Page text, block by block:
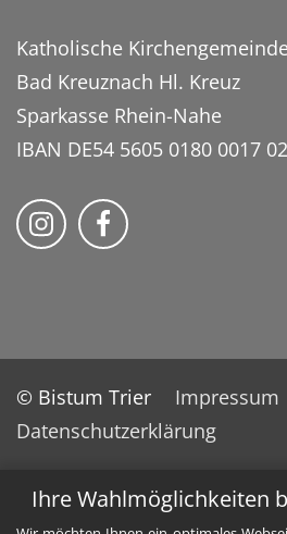
Ihre Wahlmöglichkeiten
Katholische Kirchengemeinde
Bad Kreuznach Hl. Kreuz
Sparkasse Rhein-Nahe
IBAN DE54 5605 0180 0017
Bistum Trier auf
Bistum Trier auf
© Bistum Trier
Impressum
Datenschutzerklärung